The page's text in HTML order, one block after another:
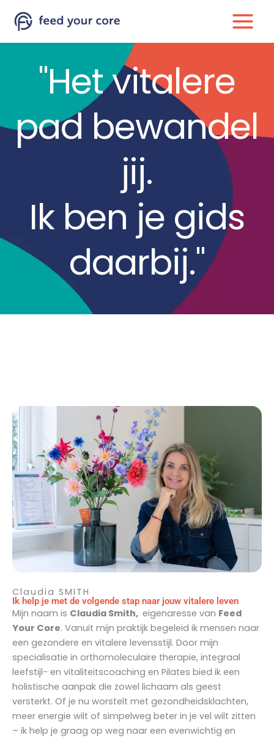
naar
"Het vitalere
pad bewandel
jij.
Ik ben je gids
daarbij."
Claudia SMITH
Ik help je met de volgende stap naar jouw vitalere leven
Mijn naam is Claudia Smith, eigenaresse van Feed
Your Core. Vanuit mijn praktijk begeleid ik mensen naar
een gezondere en vitalere levensstijl. Door mijn
specialisatie in orthomoleculaire therapie, integraal
leefstijl- en vitaliteitscoaching en Pilates bied ik een
holistische aanpak die zowel lichaam als geest
versterkt. Of je nu worstelt met gezondheidsklachten,
meer energie wilt of simpelweg beter in je vel wilt zitten
– ik help je graag op weg naar een evenwichtig en